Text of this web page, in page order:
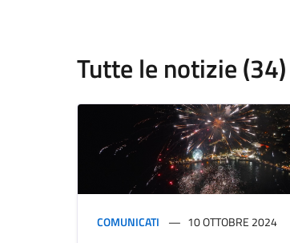
Tutte le notizie (34)
COMUNICATI 10 OTTOBRE 2024